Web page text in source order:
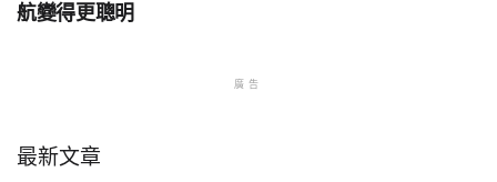
航變得更聰明
廣告
最新文章